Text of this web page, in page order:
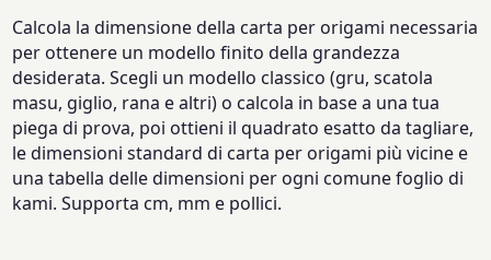
Calcola la dimensione della carta per origami necessaria
per ottenere un modello finito della grandezza
desiderata. Scegli un modello classico (gru, scatola
masu, giglio, rana e altri) o calcola in base a una tua
piega di prova, poi ottieni il quadrato esatto da tagliare,
le dimensioni standard di carta per origami più vicine e
una tabella delle dimensioni per ogni comune foglio di
kami. Supporta cm, mm e pollici.